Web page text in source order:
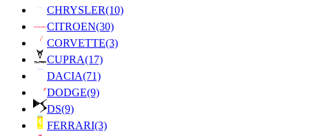
CHRYSLER(10)
CITROEN(30)
CORVETTE(3)
CUPRA(17)
DACIA(71)
DODGE(9)
DS(9)
FERRARI(3)